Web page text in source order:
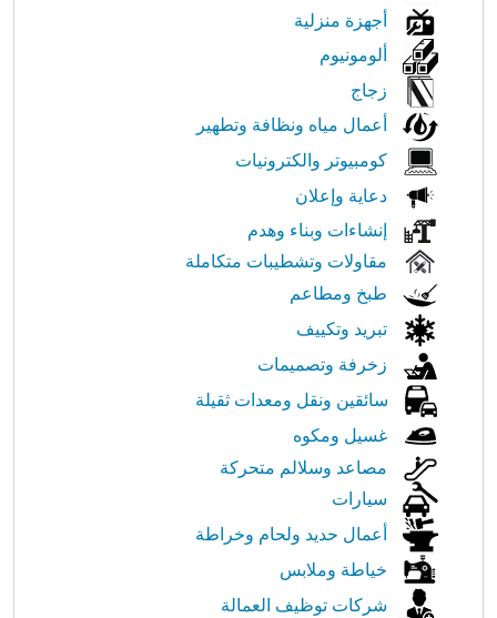
أجهزة منزلية
ألومونيوم
زجاج
أعمال مياه ونظافة وتطهير
كومبيوتر والكترونيات
دعاية وإعلان
إنشاءات وبناء وهدم
مقاولات وتشطيبات متكاملة
طبخ ومطاعم
تبريد وتكييف
زخرفة وتصميمات
سائقين ونقل ومعدات ثقيلة
غسيل ومكوه
مصاعد وسلالم متحركة
سيارات
أعمال حديد ولحام وخراطة
خياطة وملابس
شركات توظيف العمالة